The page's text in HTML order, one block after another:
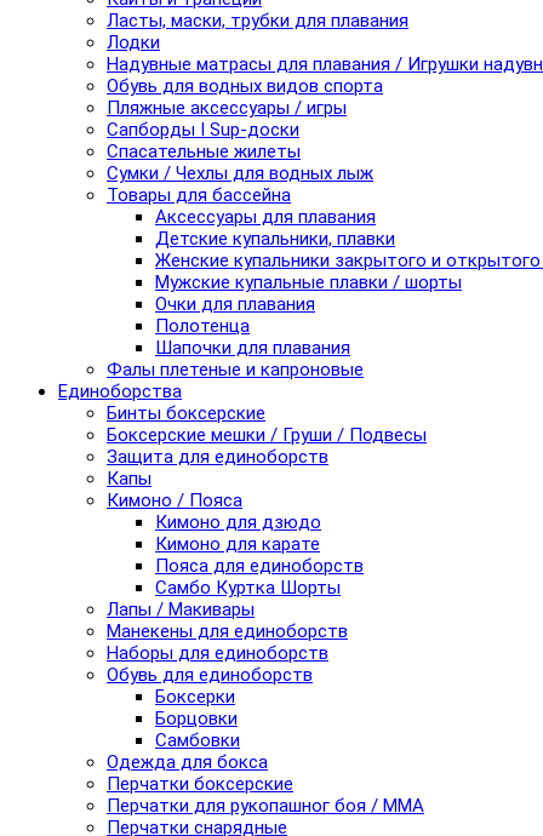
Ласты, маски, трубки для плавания
Лодки
Надувные матрасы для плавания / Игрушки
Обувь для водных видов спорта
Пляжные аксессуары / игры
Сапборды I Sup-доски
Спасательные жилеты
Сумки / Чехлы для водных лыж
Товары для бассейна
Аксессуары для плавания
Детские купальники, плавки
Женские купальники закрытого и
Мужские купальные плавки / шорты
Очки для плавания
Полотенца
Шапочки для плавания
Фалы плетеные и капроновые
Единоборства
Бинты боксерские
Боксерские мешки / Груши / Подвесы
Защита для единоборств
Капы
Кимоно / Пояса
Кимоно для дзюдо
Кимоно для карате
Пояса для единоборств
Самбо Куртка Шорты
Лапы / Макивары
Манекены для единоборств
Наборы для единоборств
Обувь для единоборств
Боксерки
Борцовки
Самбовки
Одежда для бокса
Перчатки боксерские
Перчатки для рукопашног боя / ММА
Перчатки снарядные